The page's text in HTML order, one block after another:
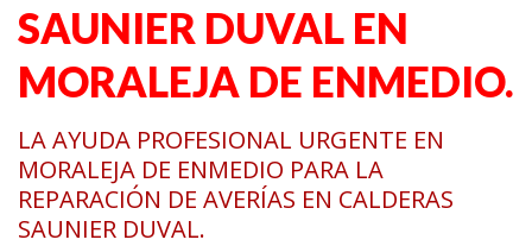
SAUNIER DUVAL EN
MORALEJA DE ENMEDIO.
LA AYUDA PROFESIONAL URGENTE EN
MORALEJA DE ENMEDIO PARA LA
REPARACIÓN DE AVERÍAS EN CALDERAS
SAUNIER DUVAL.